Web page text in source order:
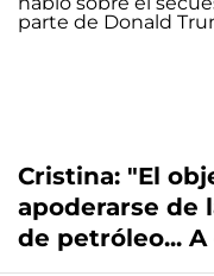
Cristina: "El
apoderarse de
de petróleo...